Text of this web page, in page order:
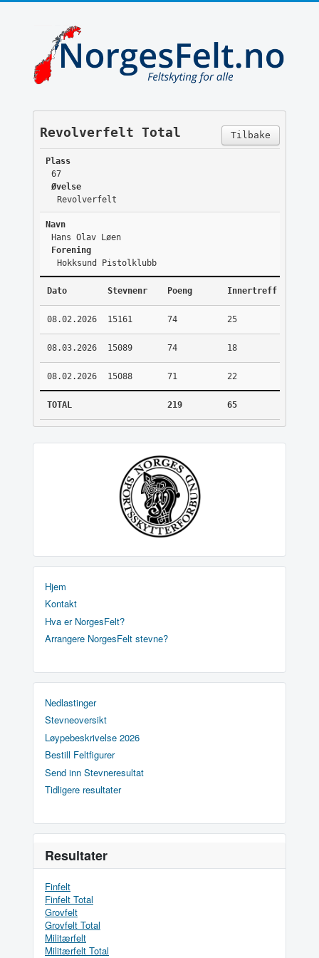
Tilbake
Revolverfelt Total
Plass
67
Øvelse
Revolverfelt
Navn
Hans Olav Løen
Forening
Hokksund Pistolklubb
Dato Stevnenr Poeng Innertreff
08.02.2026 15161 74 25
08.03.2026 15089 74 18
08.02.2026 15088 71 22
TOTAL 219 65
Hjem
Kontakt
Hva er NorgesFelt?
Arrangere NorgesFelt stevne?
Nedlastinger
Stevneoversikt
Løypebeskrivelse 2026
Bestill Feltfigurer
Send inn Stevneresultat
Tidligere resultater
Resultater
Finfelt
Finfelt Total
Grovfelt
Grovfelt Total
Militærfelt
Militærfelt Total